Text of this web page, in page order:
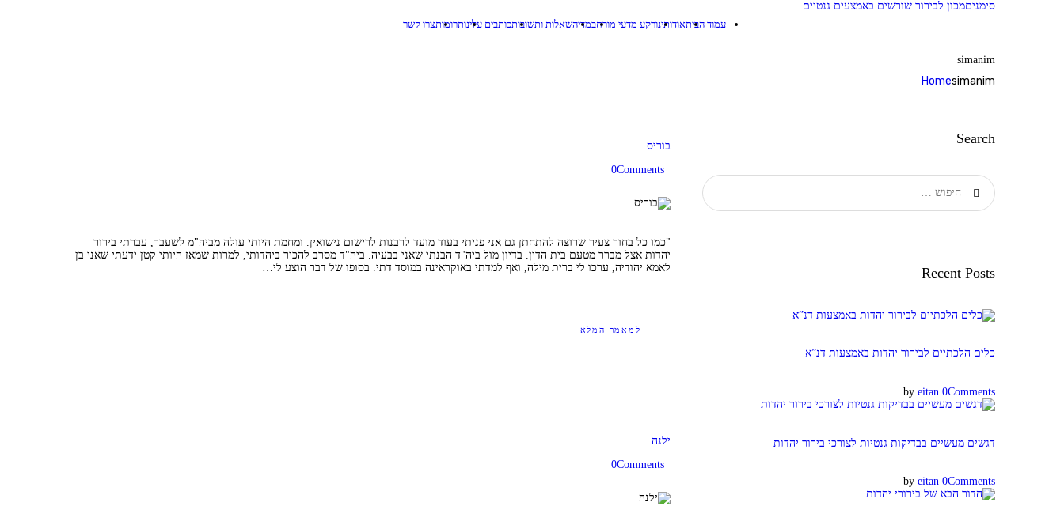
סימניםמכון לבירור שורשים באמצעים גנטיים
עמוד הביתאודותינורקע מדעי מורחבמדיהשאלות ותשובותכותבים עלינותרומותצרו קשר
simanim
Homesimanim
עמוד הבית
כותבים עלינו
בוריס
0Comments
"כמו כל בחור צעיר שרוצה להתחתן גם אני פניתי בעוד מועד לרבנות לרישום נישואין. ומחמת היותי עולה מביה"מ לשעבר, עברתי בירור
יהדות אצל מברר מטעם בית הדין. בדיון מול ביה"ד הבנתי שאני בבעיה. ביה"ד מסרב להכיר ביהדותי, למרות שמאז היותי קטן ידעתי שאני בן
לאמא יהודיה, ערכו לי ברית מילה, ואף למדתי באוקראינה במוסד דתי. בסופו של דבר הוצע לי…
למאמר המלא
ילנה
0Comments
Search
חיפוש:
Recent Posts
כלים הלכתיים לבירור יהדות באמצעות דנ”א
by eitan 0Comments
דגשים מעשיים בבדיקות גנטיות לצורכי בירור יהדות
by eitan 0Comments